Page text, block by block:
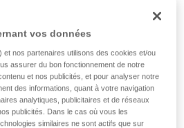
flasques mobiles
OSCILLANTE s'utilise dans les
vos données
et nos partenaires utilisons des cookies et/ou
assurer du bon fonctionnement de notre
et nos publicités, et pour analyser notre
des informations, quant à votre navigation
analytiques, publicitaires et de réseaux
publicités. Dans le cas où vous les
similaires ne sont actifs que sur